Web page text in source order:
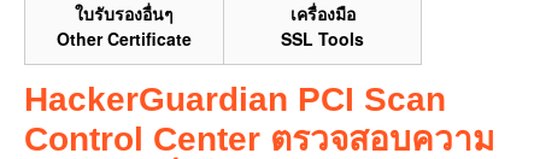
ใบรับรองอื่นๆ
Other Certificate
เครื่องมือ
SSL Tools
HackerGuardian PCI Scan
Control Center ตรวจสอบความ